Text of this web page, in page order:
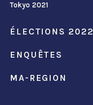
Tokyo 2021
ÉLECTIONS 2022
ENQUÊTES
MA-REGION